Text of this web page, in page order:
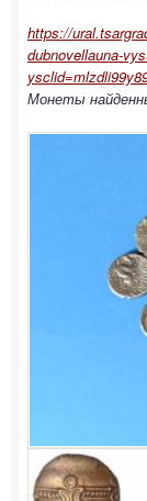
https://
dubnovellauna-
Монеты